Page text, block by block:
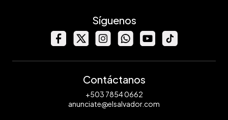
Síguenos
Contáctanos
+503 7854 0662
anunciate@elsalvador.com